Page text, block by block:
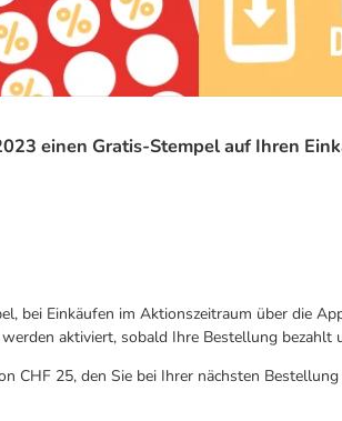
einen Gratis-Stempel auf Ihren
bei Einkäufen im Aktionszeitraum über die
aktiviert, sobald Ihre Bestellung bezahlt
CHF 25, den Sie bei Ihrer nächsten